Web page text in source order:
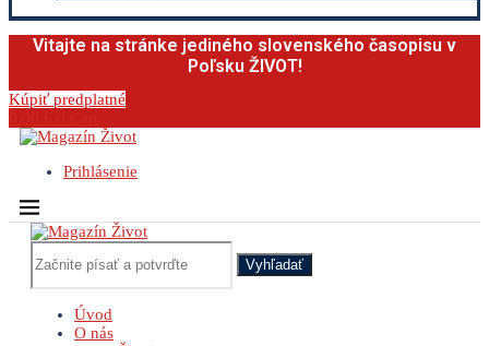
Vitajte na stránke jediného slovenského časopisu v
Poľsku ŽIVOT!
Kúpiť predplatné
Prihlásenie
Vyhľadať
Úvod
O nás